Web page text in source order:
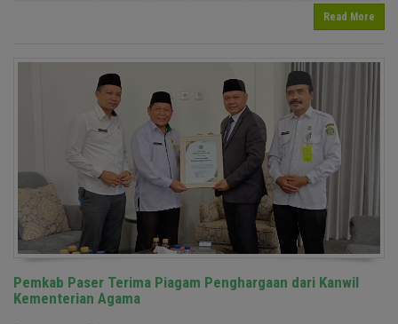
Read More
Pemkab Paser Terima Piagam Penghargaan dari Kanwil
Kementerian Agama